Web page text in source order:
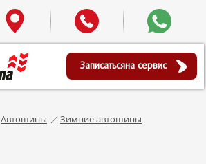
Записатьсяна сервис
Автошины
Зимние автошины